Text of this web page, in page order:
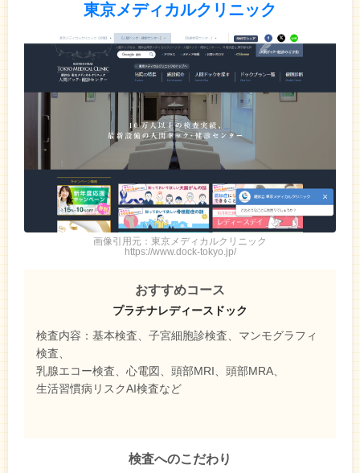
東京メディカルクリニック
画像引用元：東京メディカルクリニック
https://www.dock-tokyo.jp/
おすすめコース
プラチナレディースドック
検査内容：基本検査、子宮細胞診検査、マンモグラフィ
検査、
乳腺エコー検査、心電図、頭部MRI、頭部MRA、
生活習慣病リスクAI検査など
検査へのこだわり